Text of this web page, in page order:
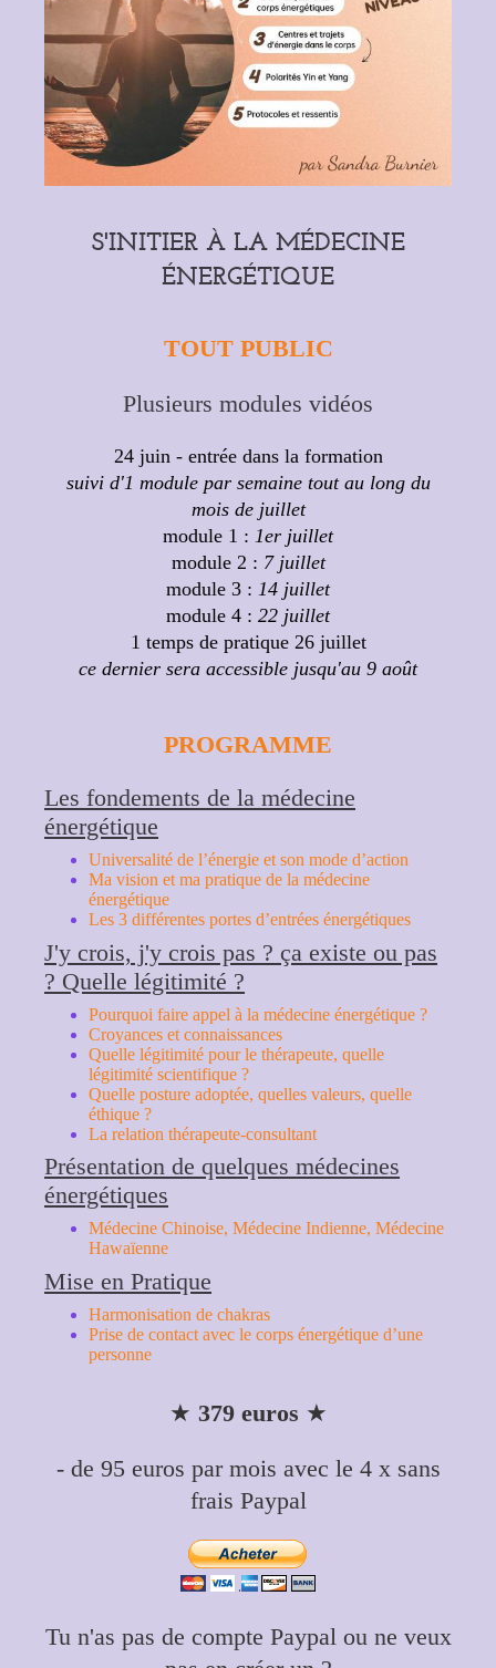
S'INITIER À LA MÉDECINE
ÉNERGÉTIQUE
TOUT PUBLIC
Plusieurs modules vidéos
24 juin - entrée dans la formation
suivi d'1 module par semaine tout au long du
mois de juillet
module 1 : 1er juillet
module 2 : 7 juillet
module 3 : 14 juillet
module 4 : 22 juillet
1 temps de pratique 26 juillet
ce dernier sera accessible jusqu'au 9 août
PROGRAMME
Les fondements de la médecine
énergétique
Universalité de l’énergie et son mode d’action
Ma vision et ma pratique de la médecine
énergétique
Les 3 différentes portes d’entrées énergétiques
J'y crois, j'y crois pas ? ça existe ou pas
? Quelle légitimité ?
Pourquoi faire appel à la médecine énergétique ?
Croyances et connaissances
Quelle légitimité pour le thérapeute, quelle
légitimité scientifique ?
Quelle posture adoptée, quelles valeurs, quelle
éthique ?
La relation thérapeute-consultant
Présentation de quelques médecines
énergétiques
Médecine Chinoise, Médecine Indienne, Médecine
Hawaïenne
Mise en Pratique
Harmonisation de chakras
Prise de contact avec le corps énergétique d’une
personne
★ 379 euros ★
- de 95 euros par mois avec le 4 x sans
frais Paypal
Tu n'as pas de compte Paypal ou ne veux